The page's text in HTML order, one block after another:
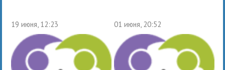
19 июня, 12:23 01 июня, 20:52